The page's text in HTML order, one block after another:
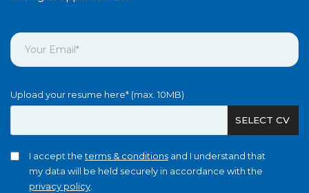
Upload your resume here* (max. 10MB)
SELECT CV
I accept theterms & conditions and I understand that
my data will be held securely in accordance with the
privacy policy